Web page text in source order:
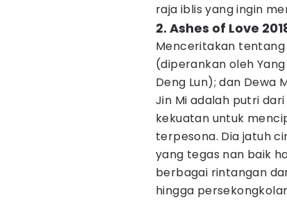
raja iblis yang ingin
2. Ashes of Love
Menceritakan tentang
(diperankan oleh
Deng Lun); dan Dewa
Jin Mi adalah putri
kekuatan untuk
terpesona. Dia jatuh
yang tegas nan baik
berbagai rintangan
hingga